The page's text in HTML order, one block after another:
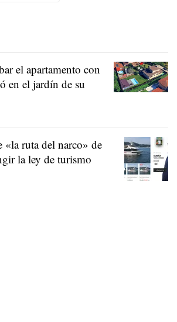
el apartamento con
en el jardín de su
ruta del narco» de
la ley de turismo